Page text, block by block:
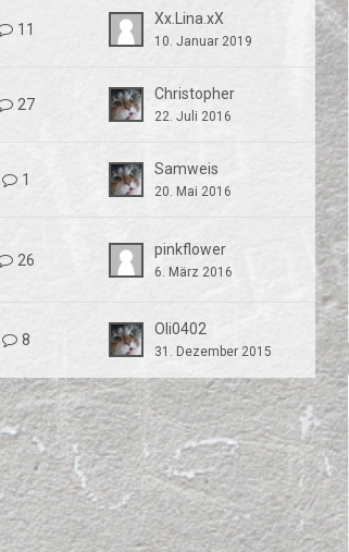
11
Xx.Lina.xX
10. Januar 2019
27
Christopher
22. Juli 2016
1
Samweis
20. Mai 2016
26
pinkflower
6. März 2016
8
Oli0402
31. Dezember 2015